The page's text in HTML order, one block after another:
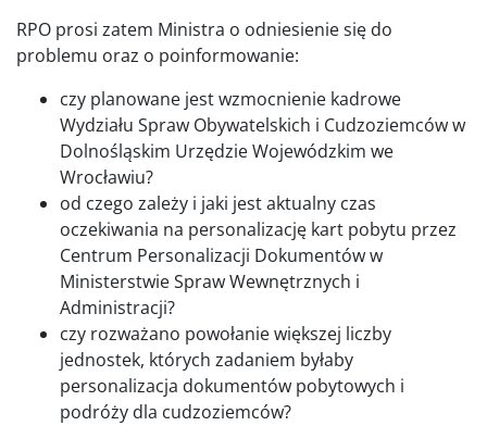
RPO prosi zatem Ministra o odniesienie się do
problemu oraz o poinformowanie:
czy planowane jest wzmocnienie kadrowe
Wydziału Spraw Obywatelskich i Cudzoziemców w
Dolnośląskim Urzędzie Wojewódzkim we
Wrocławiu?
od czego zależy i jaki jest aktualny czas
oczekiwania na personalizację kart pobytu przez
Centrum Personalizacji Dokumentów w
Ministerstwie Spraw Wewnętrznych i
Administracji?
czy rozważano powołanie większej liczby
jednostek, których zadaniem byłaby
personalizacja dokumentów pobytowych i
podróży dla cudzoziemców?